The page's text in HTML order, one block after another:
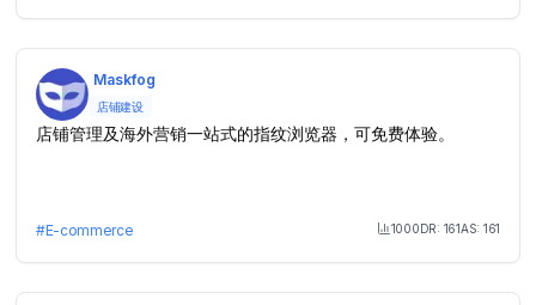
Maskfog
店铺建设
店铺管理及海外营销一站式的指纹浏览器，可免费体验。
#E-commerce Month Visit
1000DR: 161AS: 161